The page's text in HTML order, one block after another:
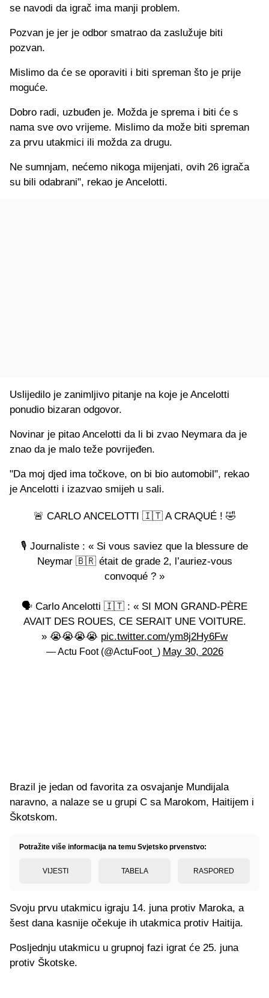
se navodi da igrač ima manji problem.
Pozvan je jer je odbor smatrao da zaslužuje biti
pozvan.
Mislimo da će se oporaviti i biti spreman što je prije
moguće.
Dobro radi, uzbuđen je. Možda je sprema i biti će s
nama sve ovo vrijeme. Mislimo da može biti spreman
za prvu utakmici ili možda za drugu.
Ne sumnjam, nećemo nikoga mijenjati, ovih 26 igrača
su bili odabrani", rekao je Ancelotti.
Uslijedilo je zanimljivo pitanje na koje je Ancelotti
ponudio bizaran odgovor.
Novinar je pitao Ancelotti da li bi zvao Neymara da je
znao da je malo teže povrijeđen.
"Da moj djed ima točkove, on bi bio automobil", rekao
je Ancelotti i izazvao smijeh u sali.
🚨 CARLO ANCELOTTI 🇮🇹 A CRAQUÉ ! 🤣
🎙️ Journaliste : « Si vous saviez que la blessure de
Neymar 🇧🇷 était de grade 2, l’auriez-vous
convoqué ? »
🗣️ Carlo Ancelotti 🇮🇹 : « SI MON GRAND-PÈRE
AVAIT DES ROUES, CE SERAIT UNE VOITURE.
» 😭😭😭😭 pic.twitter.com/ym8j2Hy6Fw
— Actu Foot (@ActuFoot_) May 30, 2026
Brazil je jedan od favorita za osvajanje Mundijala
naravno, a nalaze se u grupi C sa Marokom, Haitijem i
Škotskom.
Potražite više informacija na temu Svjetsko prvenstvo:
VIJESTI TABELA RASPORED
Svoju prvu utakmicu igraju 14. juna protiv Maroka, a
šest dana kasnije očekuje ih utakmica protiv Haitija.
Posljednju utakmicu u grupnoj fazi igrat će 25. juna
protiv Škotske.